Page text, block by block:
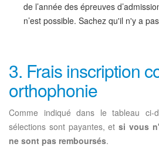
de l’année des épreuves
n’est possible. Sachez qu'il n'y a
3. Frais inscription
orthophonie
Comme indiqué dans le tableau ci-
sélections sont payantes, etsi vous
ne sont pas remboursés.